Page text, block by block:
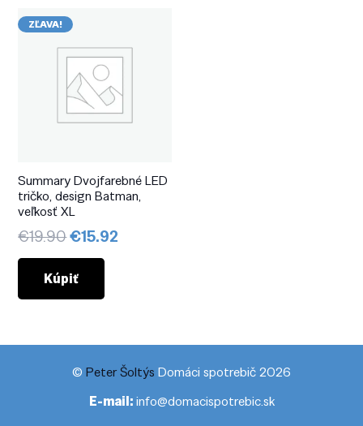
ZĽAVA!
Summary Dvojfarebné LED
tričko, design Batman,
veľkosť XL
€19.90Pôvodná
cena
bola:
€19.90.
€15.92
Kúpiť
© Peter Šoltýs Domáci spotrebič 2026
E-mail:info@domacispotrebic.sk